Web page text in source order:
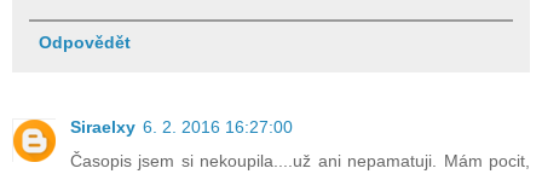
Odpovědět
Siraelxy 6. 2. 2016 16:27:00
Časopis jsem si nekoupila....už ani nepamatuji. Mám pocit,